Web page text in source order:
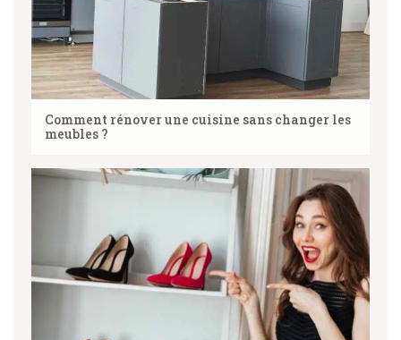
Comment rénover une cuisine sans changer les
meubles ?